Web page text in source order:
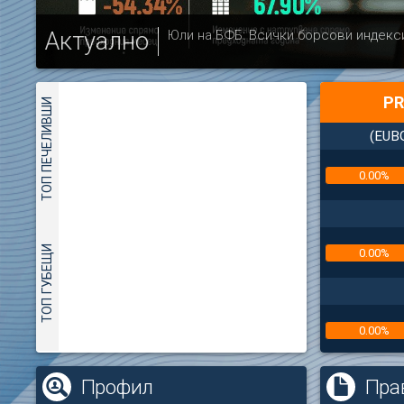
Актуално Юли на БФБ: Всички борсови
ТОП ПЕЧЕЛИВШИ
ТОП ГУБЕЩИ
0.00%
0.00%
0.00%
Профил